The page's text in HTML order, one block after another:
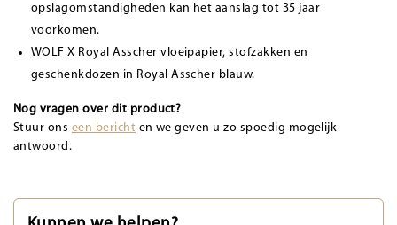
opslagomstandigheden kan het aanslag tot 35 jaar
voorkomen.
WOLF X Royal Asscher vloeipapier, stofzakken en
geschenkdozen in Royal Asscher blauw.
Nog vragen over dit product?
Stuur ons een bericht en we geven u zo spoedig mogelijk
antwoord.